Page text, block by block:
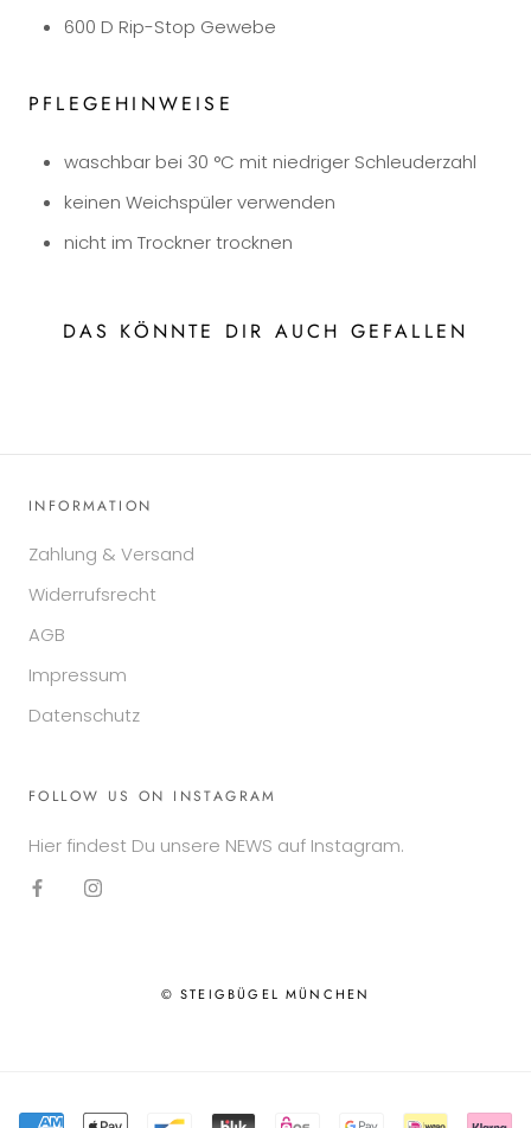
600 D Rip-Stop Gewebe
PFLEGEHINWEISE
waschbar bei 30 °C mit niedriger Schleuderzahl
keinen Weichspüler verwenden
nicht im Trockner trocknen
DAS KÖNNTE DIR AUCH GEFALLEN
INFORMATION
Zahlung & Versand
Widerrufsrecht
AGB
Impressum
Datenschutz
FOLLOW US ON INSTAGRAM
Hier findest Du unsere NEWS auf Instagram.
© STEIGBÜGEL MÜNCHEN